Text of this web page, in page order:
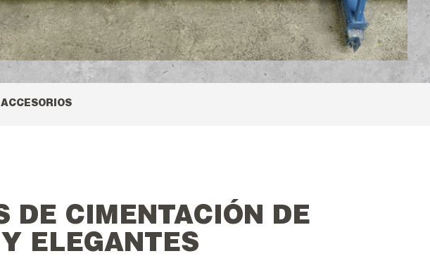
ACCESORIOS
DE CIMENTACIÓN DE
ELEGANTES